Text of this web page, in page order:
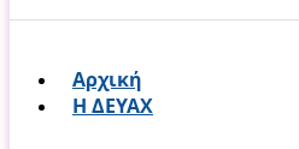
Αρχική
Η ΔΕΥΑΧ